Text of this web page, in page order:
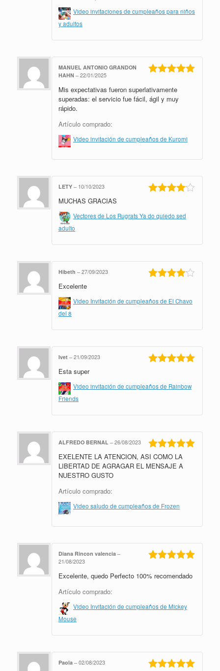
Video invitaciones de cumpleaños para niños
y adultos
5de 5
MANUEL ANTONIO GRANDON
HAHN – 22/01/2025
Mis expectativas fueron superlativamente
superadas: el servicio fue fácil, ágil y muy
rápido.
Artículo comprado:
Video invitación de cumpleaños de Kuromi
LETY – 10/10/2023
MUCHAS GRACIAS
Vectores de Los Rugrats Ya do quiedo sed
adulto
Hibeth – 27/09/2023
Excelente
Video Invitación de cumpleaños de El Chavo
del 8
Ivet – 21/09/2023
Esta super
Video invitación de cumpleaños de Rainbow
Friends
Valorado en
5de 5
ALFREDO BERNAL – 26/08/2023
EXELENTE LA ATENCION, ASI COMO LA
LIBERTAD DE AGRAGAR EL MENSAJE A
NUESTRO GUSTO
Artículo comprado:
Video saludo de cumpleaños de Frozen
5 de 5
Diana Rincon valencia –
21/08/2023
Excelente, quedo Perfecto 100% recomendado
Artículo comprado:
Video Invitación de cumpleaños de Mickey
Mouse
Paola – 02/08/2023